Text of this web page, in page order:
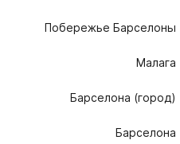
Побережье Барселоны
Малага
Барселона (город)
Барселона